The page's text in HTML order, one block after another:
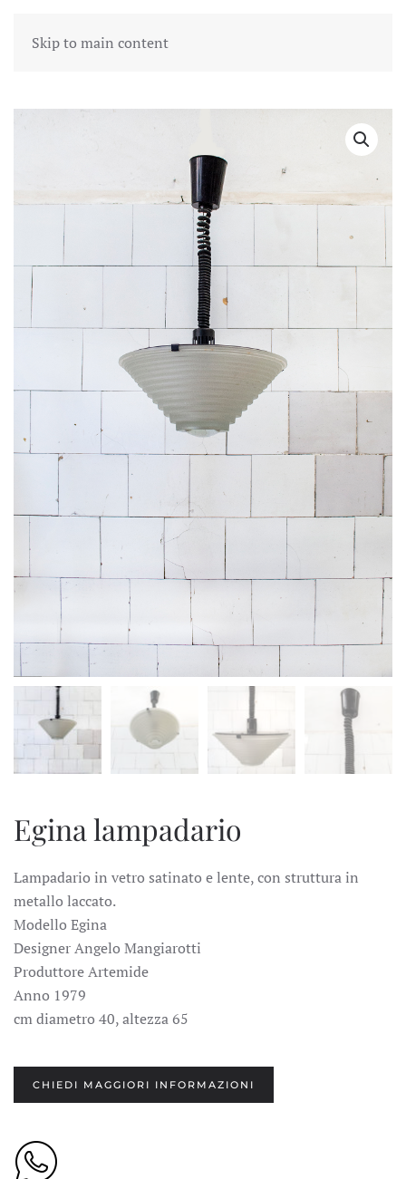
Skip to main content
Egina lampadario
Lampadario in vetro satinato e lente, con struttura in
metallo laccato.
Modello Egina
Designer Angelo Mangiarotti
Produttore Artemide
Anno 1979
cm diametro 40, altezza 65
CHIEDI MAGGIORI INFORMAZIONI